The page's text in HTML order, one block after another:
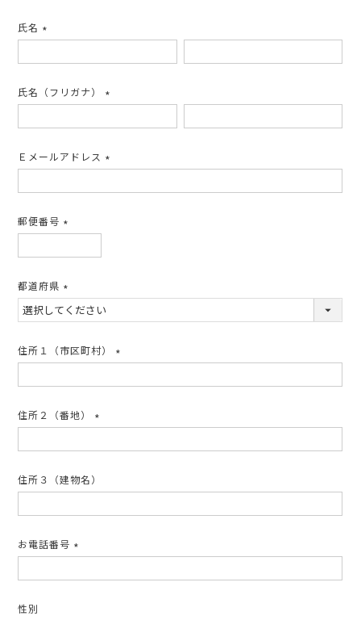
氏名
須)
氏名（フリガナ）
須)
Ｅメールアドレス
須)
郵便番号
須)
都道府県
(必
須)
住所１（市区町村）
須)
住所２（番地）
須)
住所３（建物名）
お電話番号
須)
性別